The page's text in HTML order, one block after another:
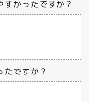
すかったですか？
たですか？